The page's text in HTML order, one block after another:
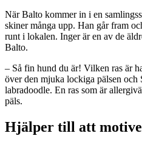
När Balto kommer in i en
skiner många upp. Han går fram
runt i lokalen. Inger är en av de
Balto.
– Så fin hund du är! Vilken ras är
över den mjuka lockiga pälsen och
labradoodle. En ras som är
päls.
Hjälper till att